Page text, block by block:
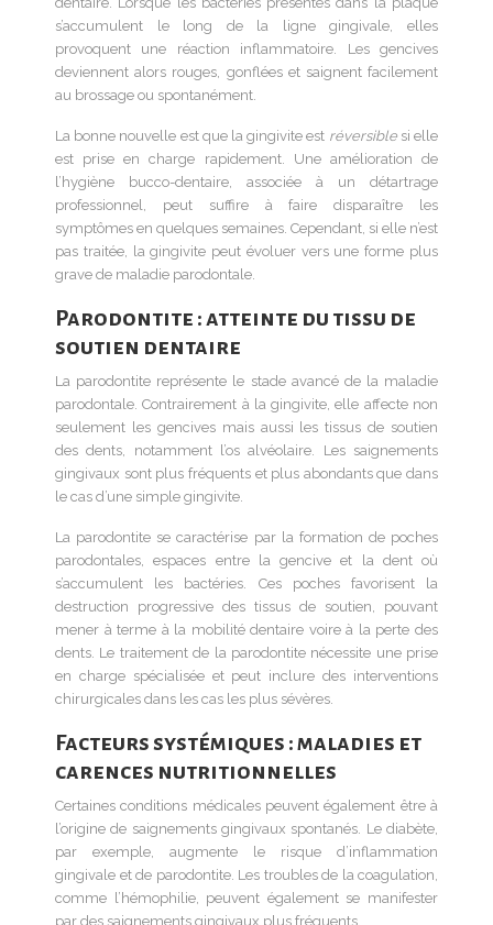
s’accumulent le long de la ligne gingivale, elles
provoquent une réaction inflammatoire. Les gencives
deviennent alors rouges, gonflées et saignent facilement
au brossage ou spontanément.
La bonne nouvelle est que la gingivite est réversible si elle
est prise en charge rapidement. Une amélioration de
l’hygiène bucco-dentaire, associée à un détartrage
professionnel, peut suffire à faire disparaître les
symptômes en quelques semaines. Cependant, si elle n’est
pas traitée, la gingivite peut évoluer vers une forme plus
grave de maladie parodontale.
Parodontite : atteinte du tissu de
soutien dentaire
La parodontite représente le stade avancé de la maladie
parodontale. Contrairement à la gingivite, elle affecte non
seulement les gencives mais aussi les tissus de soutien
des dents, notamment l’os alvéolaire. Les saignements
gingivaux sont plus fréquents et plus abondants que dans
le cas d’une simple gingivite.
La parodontite se caractérise par la formation de poches
parodontales, espaces entre la gencive et la dent où
s’accumulent les bactéries. Ces poches favorisent la
destruction progressive des tissus de soutien, pouvant
mener à terme à la mobilité dentaire voire à la perte des
dents. Le traitement de la parodontite nécessite une prise
en charge spécialisée et peut inclure des interventions
chirurgicales dans les cas les plus sévères.
Facteurs systémiques : maladies et
carences nutritionnelles
Certaines conditions médicales peuvent également être à
l’origine de saignements gingivaux spontanés. Le diabète,
par exemple, augmente le risque d’inflammation
gingivale et de parodontite. Les troubles de la coagulation,
comme l’hémophilie, peuvent également se manifester
par des saignements gingivaux plus fréquents.